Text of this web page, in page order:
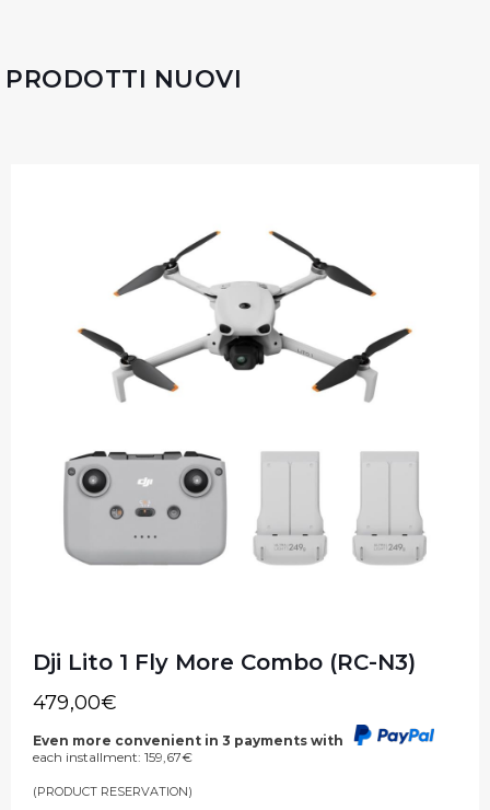
PRODOTTI NUOVI
Dji Lito 1 Fly More Combo (RC-N3)
479,00€
Even more convenient in 3 payments with
each installment: 159,67€
(PRODUCT RESERVATION)